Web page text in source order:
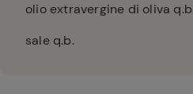
olio extravergine di oliva
sale q.b.